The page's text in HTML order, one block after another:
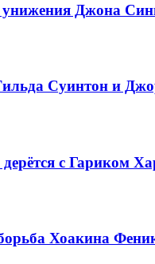
унижения Джона
Суинтон и
дерётся с Гариком
Хоакина